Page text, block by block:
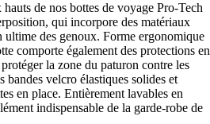
de nos bottes de voyage Pro-Tech
qui incorpore des matériaux
des genoux. Forme ergonomique
comporte également des protections en
la zone du paturon contre les
bandes velcro élastiques solides et
en place. Entièrement lavables en
indispensable de la garde-robe de